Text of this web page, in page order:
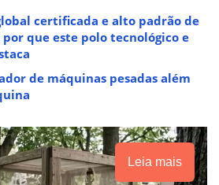
certificada e alto padrão de
que este polo tecnológico e
de máquinas pesadas além
Leia mais